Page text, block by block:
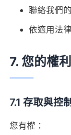
聯絡我們
依適用法
7. 您的權
7.1 存取與控
您有權：